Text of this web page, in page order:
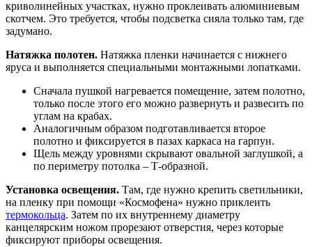
криволинейных участках, нужно проклеивать алюминиевым
скотчем. Это требуется, чтобы подсветка сияла только там, где
задумано.
Натяжка полотен. Натяжка пленки начинается с нижнего
яруса и выполняется специальными монтажными лопатками.
Сначала пушкой нагревается помещение, затем полотно,
только после этого его можно развернуть и развесить по
углам на крабах.
Аналогичным образом подготавливается второе
полотно и фиксируется в пазах каркаса на гарпун.
Щель между уровнями скрывают овальной заглушкой, а
по периметру потолка – Т-образной.
Установка освещения. Там, где нужно крепить светильники,
на пленку при помощи «Космофена» нужно приклеить
термокольца. Затем по их внутреннему диаметру
канцелярским ножом прорезают отверстия, через которые
фиксируют приборы освещения.